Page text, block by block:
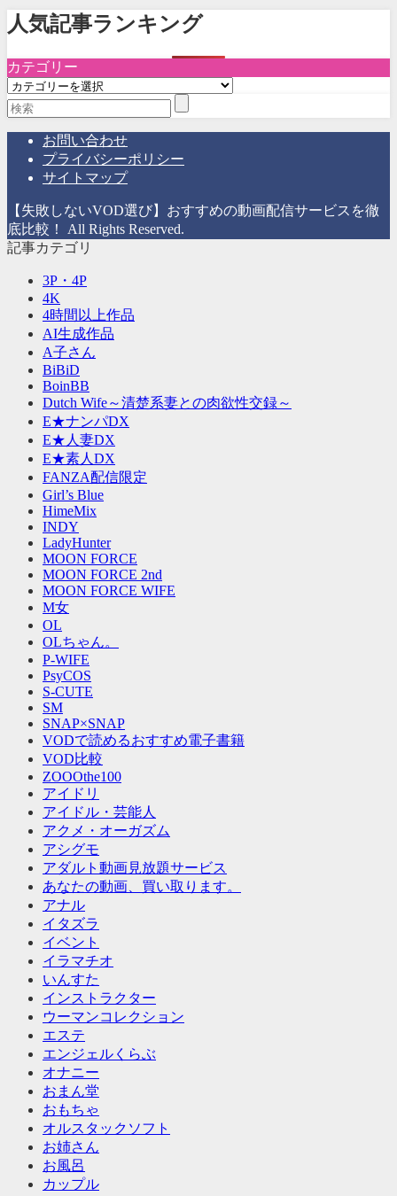
人気記事ランキング
カテゴリー
カ
テ
ゴ
お問い合わせ
プライバシーポリシー
サイトマップ
【失敗しないVOD選び】おすすめの動画配信サービスを徹
底比較！ All Rights Reserved.
記事カテゴリ
3P・4P
4K
4時間以上作品
AI生成作品
A子さん
BiBiD
BoinBB
Dutch Wife～清楚系妻との肉欲性交録～
E★ナンパDX
E★人妻DX
E★素人DX
FANZA配信限定
Girl’s Blue
HimeMix
INDY
LadyHunter
MOON FORCE
MOON FORCE 2nd
MOON FORCE WIFE
M女
OL
OLちゃん。
P-WIFE
PsyCOS
S-CUTE
SM
SNAP×SNAP
VODで読めるおすすめ電子書籍
VOD比較
ZOOOthe100
アイドリ
アイドル・芸能人
アクメ・オーガズム
アシグモ
アダルト動画見放題サービス
あなたの動画、買い取ります。
アナル
イタズラ
イベント
イラマチオ
いんすた
インストラクター
ウーマンコレクション
エステ
エンジェルくらぶ
オナニー
おまん堂
おもちゃ
オルスタックソフト
お姉さん
お風呂
カップル